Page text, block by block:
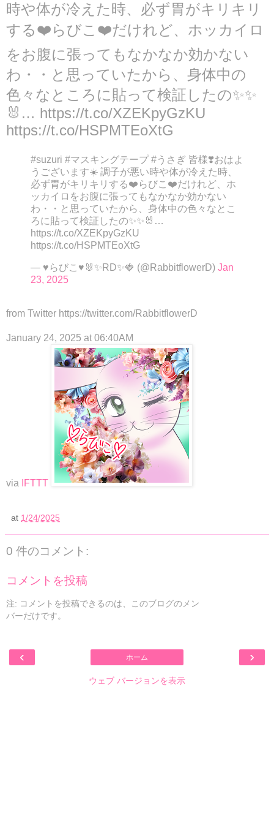
時や体が冷えた時、必ず胃がキリキリ
する❤️らびこ❤️だけれど、ホッカイロ
をお腹に張ってもなかなか効かない
わ・・と思っていたから、身体中の
色々なところに貼って検証したの✨✨
🐰… https://t.co/XZEKpyGzKU
https://t.co/HSPMTEoXtG
#suzuri #マスキングテープ #うさぎ 皆様❣️おはよ
うございます☀️ 調子が悪い時や体が冷えた時、
必ず胃がキリキリする❤️らびこ❤️だけれど、ホ
ッカイロをお腹に張ってもなかなか効かない
わ・・と思っていたから、身体中の色々なとこ
ろに貼って検証したの✨✨🐰…
https://t.co/XZEKpyGzKU
https://t.co/HSPMTEoXtG
— ♥らびこ♥🐰✨RD✨🍓 (@RabbitflowerD) Jan
23, 2025
from Twitter https://twitter.com/RabbitflowerD
January 24, 2025 at 06:40AM
via IFTTT
at 1/24/2025
0 件のコメント:
コメントを投稿
注: コメントを投稿できるのは、このブログのメン
バーだけです。
‹ ›
ホーム
ウェブ バージョンを表示